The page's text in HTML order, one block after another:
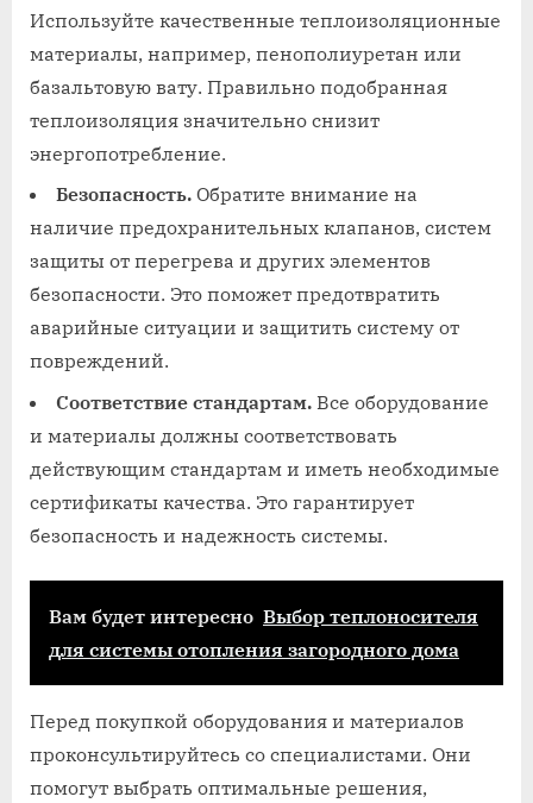
Используйте качественные теплоизоляционные
материалы, например, пенополиуретан или
базальтовую вату. Правильно подобранная
теплоизоляция значительно снизит
энергопотребление.
Безопасность. Обратите внимание на
наличие предохранительных клапанов, систем
защиты от перегрева и других элементов
безопасности. Это поможет предотвратить
аварийные ситуации и защитить систему от
повреждений.
Соответствие стандартам. Все оборудование
и материалы должны соответствовать
действующим стандартам и иметь необходимые
сертификаты качества. Это гарантирует
безопасность и надежность системы.
Вам будет интересно Выбор теплоносителя
для системы отопления загородного дома
Перед покупкой оборудования и материалов
проконсультируйтесь со специалистами. Они
помогут выбрать оптимальные решения,